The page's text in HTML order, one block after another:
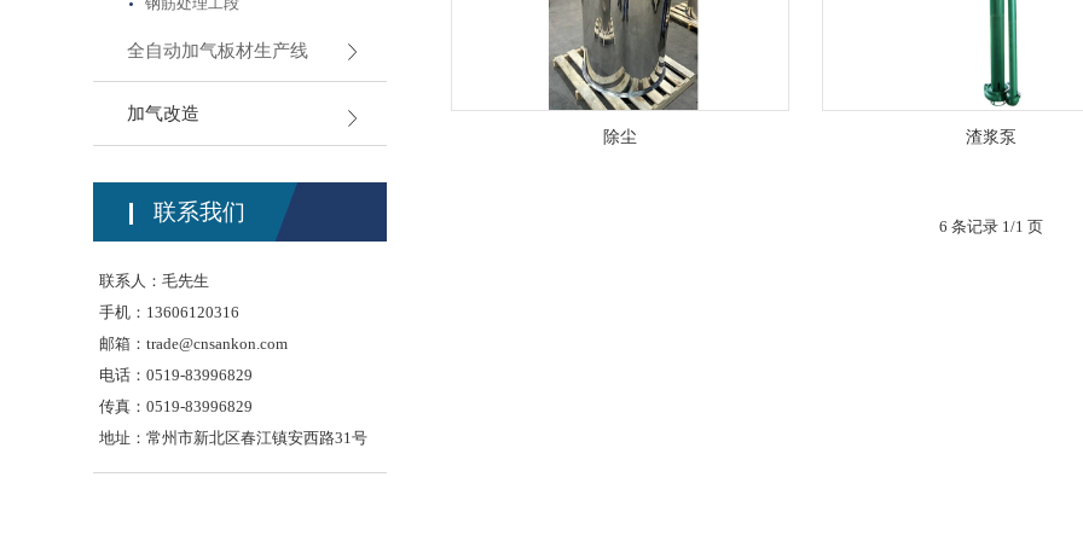
全自动加气板材生产线
加气改造
联系我们
联系人：毛先生
手机：13606120316
邮箱： trade@cnsankon.com
电话：0519-83996829
传真：0519-83996829
地址：常州市新北区春江镇安西路31号
除尘 渣浆泵
6 条记录 1/1 页